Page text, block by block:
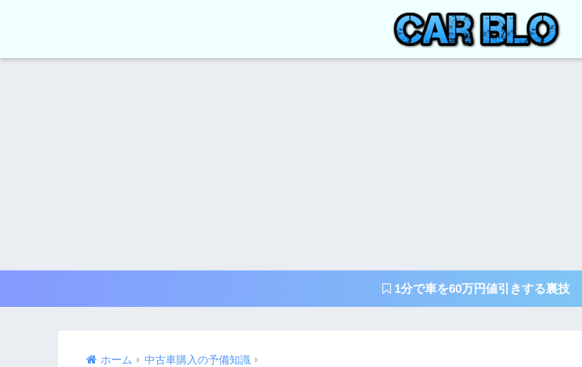
1分で車を60万円値引きする裏技
ホーム 中古車購入の予備知識